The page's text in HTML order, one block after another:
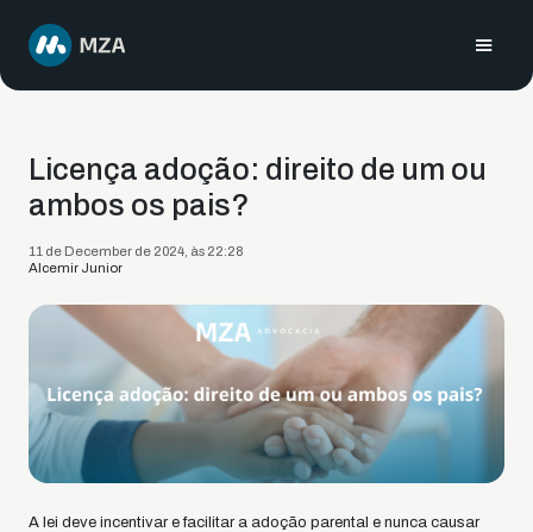
Licença adoção: direito de um ou
ambos os pais?
11 de December de 2024, às 22:28
Alcemir Junior
A lei deve incentivar e facilitar a adoção parental e nunca causar